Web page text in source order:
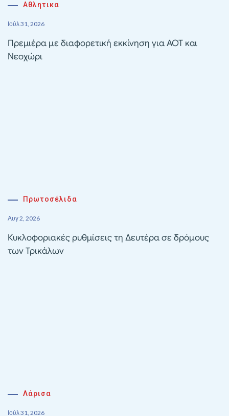
Αθλητικα
Ιούλ 31, 2026
Πρεμιέρα με διαφορετική εκκίνηση για ΑΟΤ και
Νεοχώρι
Πρωτοσέλιδα
Αυγ 2, 2026
Κυκλοφοριακές ρυθμίσεις τη Δευτέρα σε δρόμους
των Τρικάλων
Λάρισα
Ιούλ 31, 2026